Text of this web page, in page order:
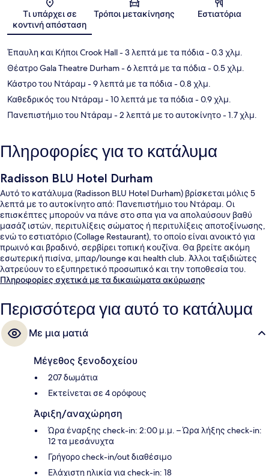
Χάρτης
Τι υπάρχει σε
κοντινή απόσταση
Τρόποι μετακίνησης Εστιατόρια
Έπαυλη και Κήποι Crook Hall- 3 λεπτά με τα πόδια- 0.3 χλμ.
Θέατρο Gala Theatre Durham- 6 λεπτά με τα πόδια- 0.5 χλμ.
Κάστρο του Ντάραμ - 9 λεπτά με τα πόδια- 0.8 χλμ.
Καθεδρικός του Ντάραμ - 10 λεπτά με τα πόδια- 0.9 χλμ.
Πανεπιστήμιο του Ντάραμ - 2 λεπτά με το αυτοκίνητο- 1.7 χλμ.
Πληροφορίες για το κατάλυμα
Radisson BLU Hotel Durham
Αυτό το κατάλυμα (Radisson BLU Hotel Durham) βρίσκεται μόλις 5
λεπτά με το αυτοκίνητο από: Πανεπιστήμιο του Ντάραμ. Οι
επισκέπτες μπορούν να πάνε στο σπα για να απολαύσουν βαθύ
μασάζ ιστών, περιτυλίξεις σώματος ή περιτυλίξεις αποτοξίνωσης,
ενώ το εστιατόριο (Collage Restaurant), το οποίο είναι ανοικτό για
πρωινό και βραδινό, σερβίρει τοπική κουζίνα. Θα βρείτε ακόμη
εσωτερική πισίνα, μπαρ/lounge και health club. Άλλοι ταξιδιώτες
λατρεύουν το εξυπηρετικό προσωπικό και την τοποθεσία του.
Πληροφορίες σχετικά με τα δικαιώματα ακύρωσης
Περισσότερα για αυτό το κατάλυμα
Με μια ματιά
Μέγεθος ξενοδοχείου
207 δωμάτια
Εκτείνεται σε 4 ορόφους
Άφιξη/αναχώρηση
Ώρα έναρξης check-in: 2:00 μ.μ. – Ώρα λήξης check-in:
12 τα μεσάνυχτα
Γρήγορο check-in/out διαθέσιμο
Ελάχιστη ηλικία για check-in: 18